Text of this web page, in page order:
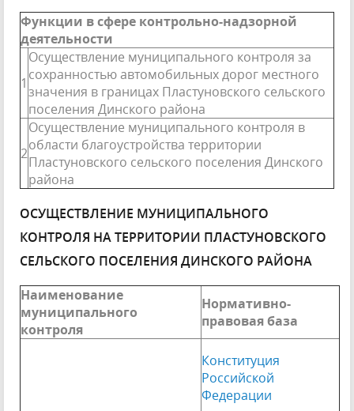
Функции в сфере контрольно-надзорной
деятельности
1
Осуществление муниципального контроля за
сохранностью автомобильных дорог местного
значения в границах Пластуновского сельского
поселения Динского района
2
Осуществление муниципального контроля в
области благоустройства территории
Пластуновского сельского поселения Динского
района
ОСУЩЕСТВЛЕНИЕ МУНИЦИПАЛЬНОГО
КОНТРОЛЯ НА ТЕРРИТОРИИ ПЛАСТУНОВСКОГО
СЕЛЬСКОГО ПОСЕЛЕНИЯ ДИНСКОГО РАЙОНА
Наименование
муниципального
контроля
Нормативно-
правовая база
Конституция
Российской
Федерации